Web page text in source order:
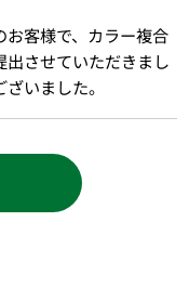
お客様で、カラー複合
出させていただきまし
いました。